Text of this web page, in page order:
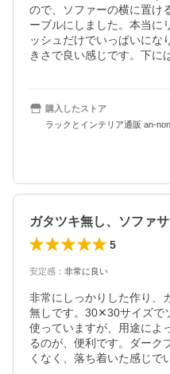
ので、ソファーの横に置け
ーブルにしました。本当に
ッシュだけでいっぱいにな
きさで良い感じです。下に
購入したストア
ラックとインテリア通販 an-non
5
安定感 ： 非常に良い
非常にしっかりした作り、
無しです。30✕30サイズで
使っていますが、用途によ
るのが、便利です。ダーク
くなく、落ち着いた感じで